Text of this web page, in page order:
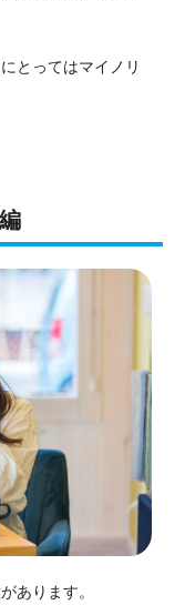
とってはマイノリ
あります。